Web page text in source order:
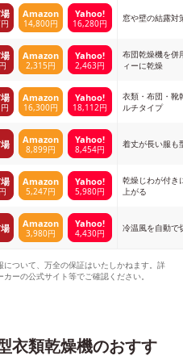
Amazon
14,800円
Yahoo!
16,280円 窓や壁の結露対
Amazon
2,315円
Yahoo!
2,463円
布団乾燥機を併
ィーに乾燥
Amazon
16,300円
Yahoo!
18,112円
衣類・布団・靴
ルチタイプ
Amazon
8,899円
Yahoo!
8,454円 着丈が長い服も
Amazon
5,247円
Yahoo!
5,980円
乾燥じわが付き
上がる
Amazon
3,980円
Yahoo!
4,430円 冷温風を自動で
ついて、万全の保証はいたしかねます。詳
ーの公式サイト等でご確認ください。
衣類乾燥機のおすす